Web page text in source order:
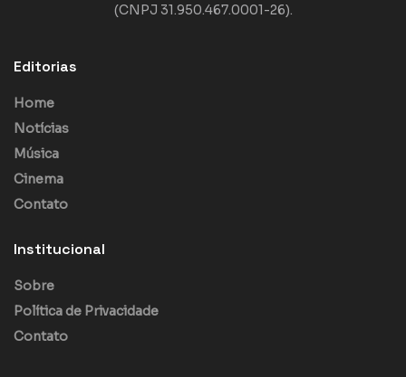
(CNPJ 31.950.467.0001-26).
Editorias
Home
Notícias
Música
Cinema
Contato
Institucional
Sobre
Política de Privacidade
Contato